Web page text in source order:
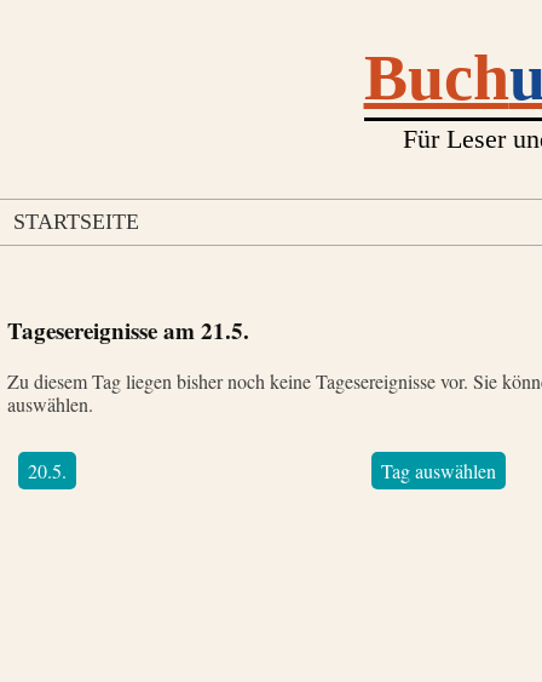
Buch
Für Leser
STARTSEITE
Tagesereignisse am21.5.
Zu diesem Tag liegen bisher noch keine Tagesereignisse vor. Sie
auswählen.
20.5. Tag auswählen